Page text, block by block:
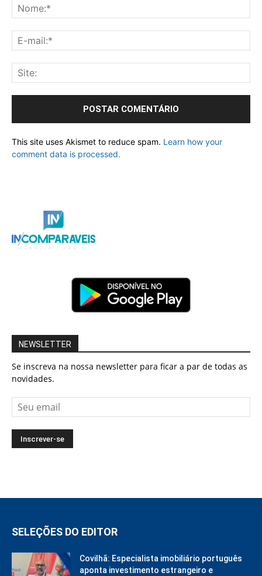
This site uses Akismet to reduce spam. Learn how your
comment data is processed.
NEWSLETTER
Se inscreva na nossa newsletter para ficar a par de todas as
novidades.
SELEÇÕES DO EDITOR
Covilhã: Especialista imobiliário português
aponta investimento estrangeiro e